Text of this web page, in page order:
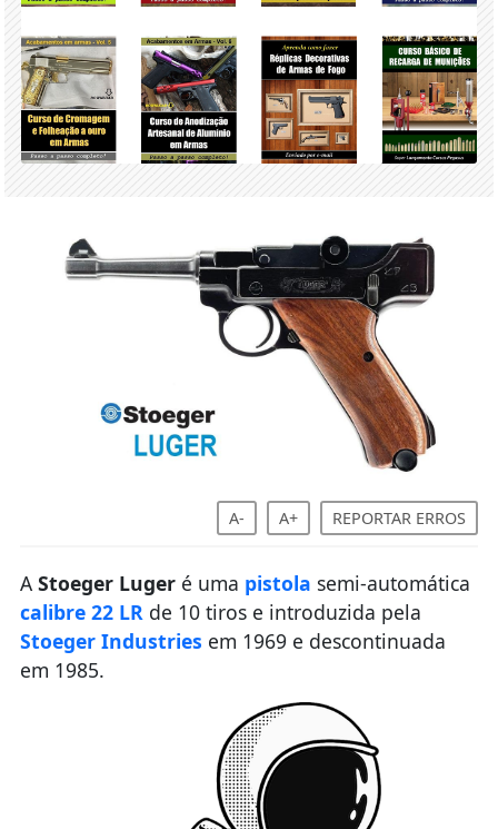
A- A+ REPORTAR ERROS
A Stoeger Lugeré uma pistola semi-automática
calibre 22 LRde 10 tiros e introduzida pela
Stoeger Industries em 1969 e descontinuada
em 1985.